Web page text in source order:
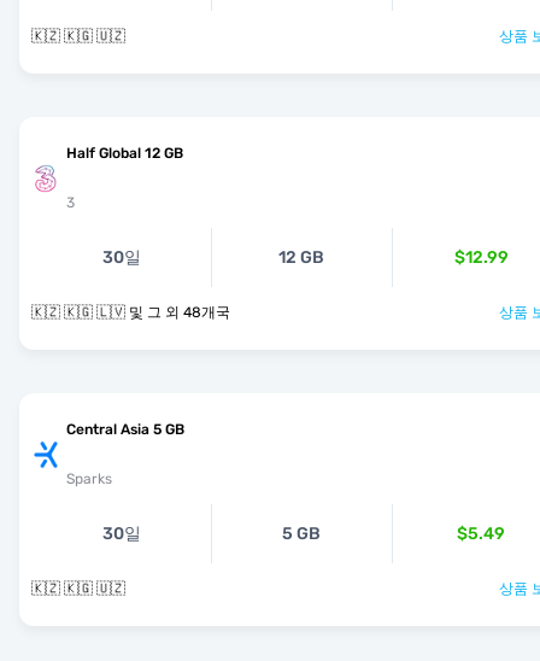
🇰🇿 🇰🇬 🇺🇿 상품
Half Global 12 GB
3
30일 12 GB $12.99
🇰🇿 🇰🇬 🇱🇻 및 그 외 48개국 상품
Central Asia 5 GB
Sparks
30일 5 GB $5.49
🇰🇿 🇰🇬 🇺🇿 상품